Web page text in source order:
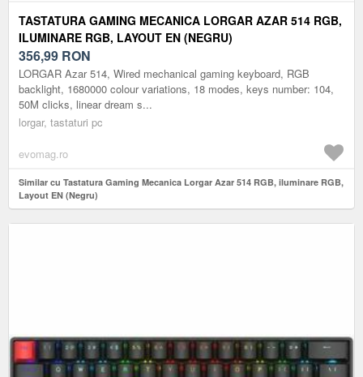
TASTATURA GAMING MECANICA LORGAR AZAR 514 RGB,
ILUMINARE RGB, LAYOUT EN (NEGRU)
356,99 RON
LORGAR Azar 514, Wired mechanical gaming keyboard, RGB
backlight, 1680000 colour variations, 18 modes, keys number: 104,
50M clicks, linear dream s...
lorgar, tastaturi pc
evomag.ro
Similar cu Tastatura Gaming Mecanica Lorgar Azar 514 RGB, iluminare RGB,
Layout EN (Negru)